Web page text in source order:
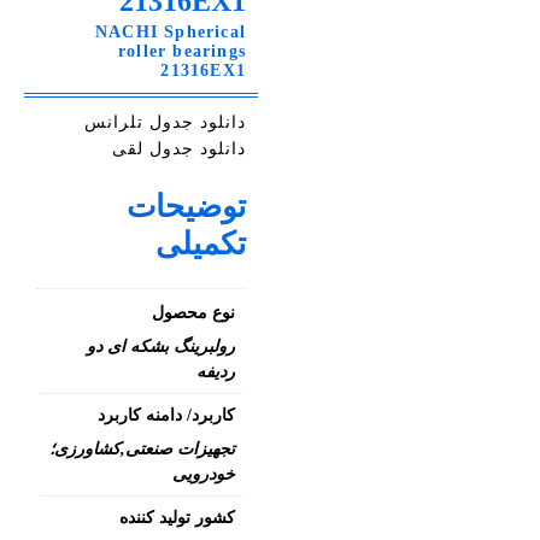
NACHI Spherical
roller bearings
21316EX1
دانلود جدول تلرانس
دانلود جدول لقی
توضیحات
تکمیلی
نوع محصول
رولبرینگ بشکه ای دو
ردیفه
کاربرد/ دامنه کاربرد
تجهیزات صنعتی,کشاورزی؛
خودرویی
کشور تولید کننده